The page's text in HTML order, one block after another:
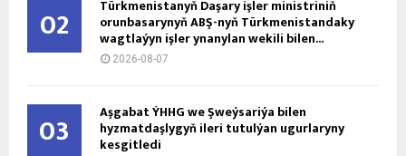
02 Türkmenistanyň Daşary işler ministriniň
orunbasarynyň ABŞ-nyň Türkmenistandaky
wagtlaýyn işler ynanylan wekili bilen...
2026-08-07
03 Aşgabat ÝHHG we Şweýsariýa bilen
hyzmatdaşlygyň ileri tutulýan ugurlaryny
kesgitledi